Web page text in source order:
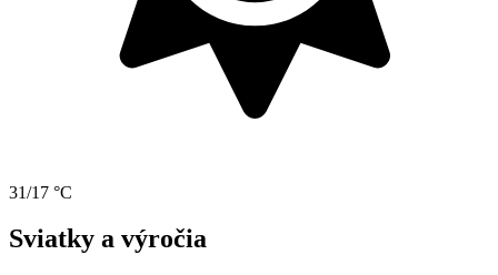
31/17 °C
Sviatky a výročia